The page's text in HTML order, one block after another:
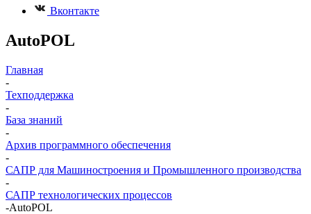
Вконтакте
AutoPOL
Главная
-
Техподдержка
-
База знаний
-
Архив программного обеспечения
-
САПР для Машиностроения и Промышленного производства
-
САПР технологических процессов
-AutoPOL